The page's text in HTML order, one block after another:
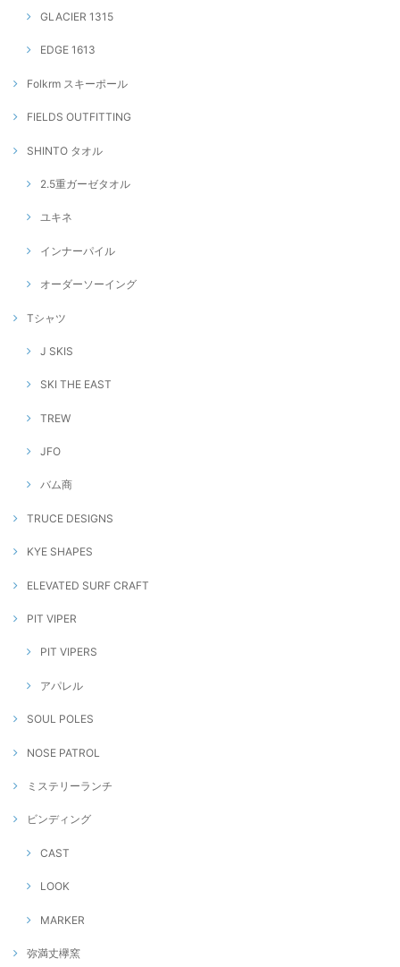
GLACIER 1315
EDGE 1613
Folkrm スキーポール
FIELDS OUTFITTING
SHINTO タオル
2.5重ガーゼタオル
ユキネ
インナーパイル
オーダーソーイング
Tシャツ
J SKIS
SKI THE EAST
TREW
JFO
バム商
TRUCE DESIGNS
KYE SHAPES
ELEVATED SURF CRAFT
PIT VIPER
PIT VIPERS
アパレル
SOUL POLES
NOSE PATROL
ミステリーランチ
ビンディング
CAST
LOOK
MARKER
弥満丈欅窯